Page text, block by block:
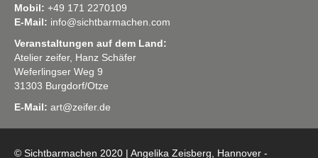
Mobil: +49 171 2270109
E-Mail: info@sichtbarmachen.com
Veranstaltungen auf dem Land:
Atelier zeifer, Hanz Schäfer
Weferlingser Weg 9
31303 Burgdorf/Otze
E-Mail: art@zeifer.de
© Sichtbarmachen 2020 | Angelika Zeisberg, Hannover -